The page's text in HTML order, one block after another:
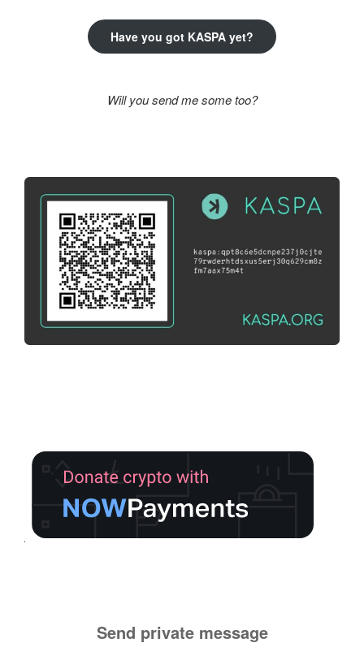
Have you got KASPA yet?
Will you send me some too?
Send private message